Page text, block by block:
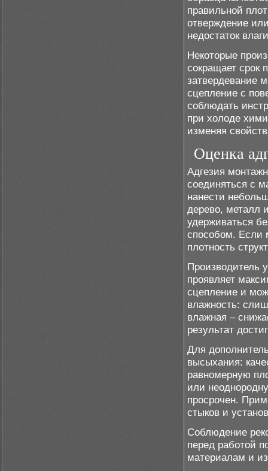
правильной
отверждение
недостаток
Некоторые
сокращает срок
затвердевание
сцепление с
соблюдать
при холоде
изменяя
Оценка
Адгезия
соединяться с
нанести
дерево, металл
удерживаться
способом. Если
плотность
Производитель
проявляет
сцепление и
влажность:
влажная –
результат
Для
высыхания:
равномерную
или
просрочен.
стыков и
Соблюдение
перед работой
материалам и